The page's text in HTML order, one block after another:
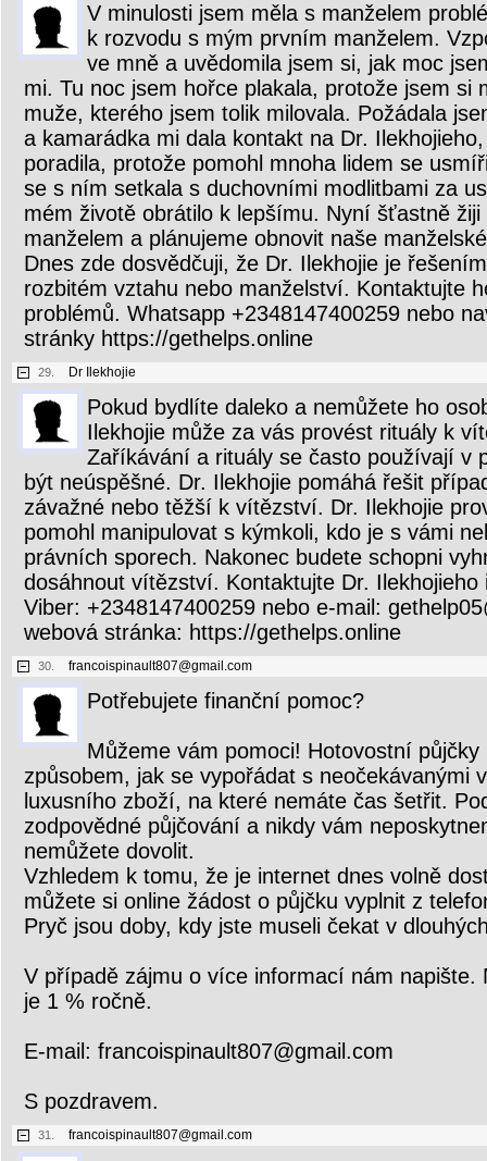
V minulosti jsem měla s manželem
k rozvodu s mým prvním manželem.
ve mně a uvědomila jsem si, jak moc
mi. Tu noc jsem hořce plakala, protože jsem si
muže, kterého jsem tolik milovala. Požádala
a kamarádka mi dala kontakt na Dr.
poradila, protože pomohl mnoha lidem se
se s ním setkala s duchovními modlitbami za
mém životě obrátilo k lepšímu. Nyní šťastně
manželem a plánujeme obnovit naše
Dnes zde dosvědčuji, že Dr. Ilekhojie je
rozbitém vztahu nebo manželství. Kontaktujte
problémů. Whatsapp +2348147400259 nebo
stránky https://gethelps.online
29. Dr Ilekhojie
Pokud bydlíte daleko a nemůžete ho
Ilekhojie může za vás provést rituály k
Zaříkávání a rituály se často používají v
být neúspěšné. Dr. Ilekhojie pomáhá řešit
závažné nebo těžší k vítězství. Dr. Ilekhojie
pomohl manipulovat s kýmkoli, kdo je s vámi
právních sporech. Nakonec budete schopni
dosáhnout vítězství. Kontaktujte Dr. Ilekhojieho
Viber: +2348147400259 nebo e-mail:
webová stránka: https://gethelps.online
30. francoispinault807@gmail.com
Potřebujete finanční pomoc?
Můžeme vám pomoci! Hotovostní
způsobem, jak se vypořádat s neočekávanými
luxusního zboží, na které nemáte čas šetřit.
zodpovědné půjčování a nikdy vám
nemůžete dovolit.
Vzhledem k tomu, že je internet dnes volně
můžete si online žádost o půjčku vyplnit z
Pryč jsou doby, kdy jste museli čekat v
V případě zájmu o více informací nám napište.
je 1 % ročně.
E-mail: francoispinault807@gmail.com
S pozdravem.
31. francoispinault807@gmail.com